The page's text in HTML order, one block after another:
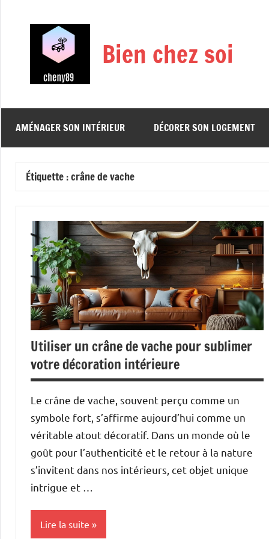
Bien chez soi
AMÉNAGER SON INTÉRIEUR DÉCORER SON LOGEMENT
Étiquette :crâne de vache
Utiliser un crâne de vache pour sublimer
votre décoration intérieure
Le crâne de vache, souvent perçu comme un
symbole fort, s’affirme aujourd’hui comme un
véritable atout décoratif. Dans un monde où le
goût pour l’authenticité et le retour à la nature
s’invitent dans nos intérieurs, cet objet unique
intrigue et …
Lire la suite